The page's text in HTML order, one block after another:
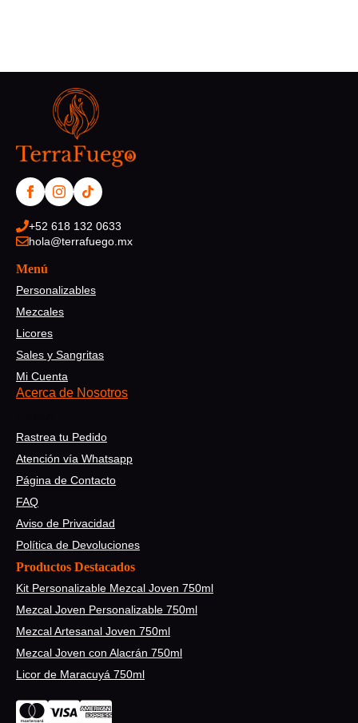
+52 618 132 0633
hola@terrafuego.mx
Menú
Personalizables
Mezcales
Licores
Sales y Sangritas
Mi Cuenta
Acerca de Nosotros
Rastrea tu Pedido
Atención vía Whatsapp
Página de Contacto
FAQ
Aviso de Privacidad
Política de Devoluciones
Productos Destacados
Kit Personalizable Mezcal Joven 750ml
Mezcal Joven Personalizable 750ml
Mezcal Artesanal Joven 750ml
Mezcal Joven con Alacrán 750ml
Licor de Maracuyá 750ml